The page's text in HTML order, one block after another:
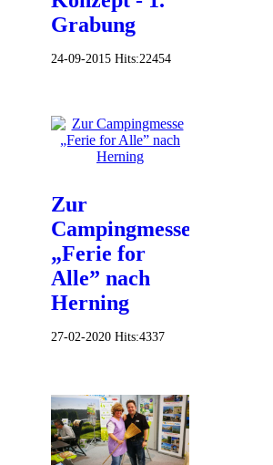
Grabung
24-09-2015 Hits:22454
Zur
Campingmesse
„Ferie for
Alle” nach
Herning
27-02-2020 Hits:4337